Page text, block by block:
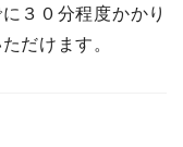
３０分程度かかり
だけます。